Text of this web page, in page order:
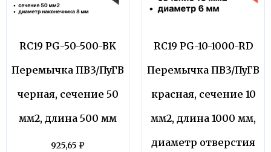
RC19 PG-50-500-BK
Перемычка ПВ3/ПуГВ
черная, сечение 50
мм2, длина 500 мм
925,65 ₽
RC19 PG-10-1000-RD
Перемычка ПВ3/ПуГВ
красная, сечение 10
мм2, длина 1000 мм,
диаметр отверстия